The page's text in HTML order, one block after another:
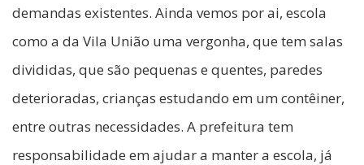
demandas existentes. Ainda vemos por ai, escola
como a da Vila União uma vergonha, que tem salas
divididas, que são pequenas e quentes, paredes
deterioradas, crianças estudando em um contêiner,
entre outras necessidades. A prefeitura tem
responsabilidade em ajudar a manter a escola, já